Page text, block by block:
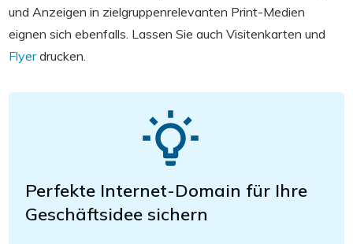
und Anzeigen in zielgruppenrelevanten Print-Medien
eignen sich ebenfalls. Lassen Sie auch Visitenkarten und
Flyerdrucken.
Perfekte Internet-Domain für Ihre
Geschäftsidee sichern